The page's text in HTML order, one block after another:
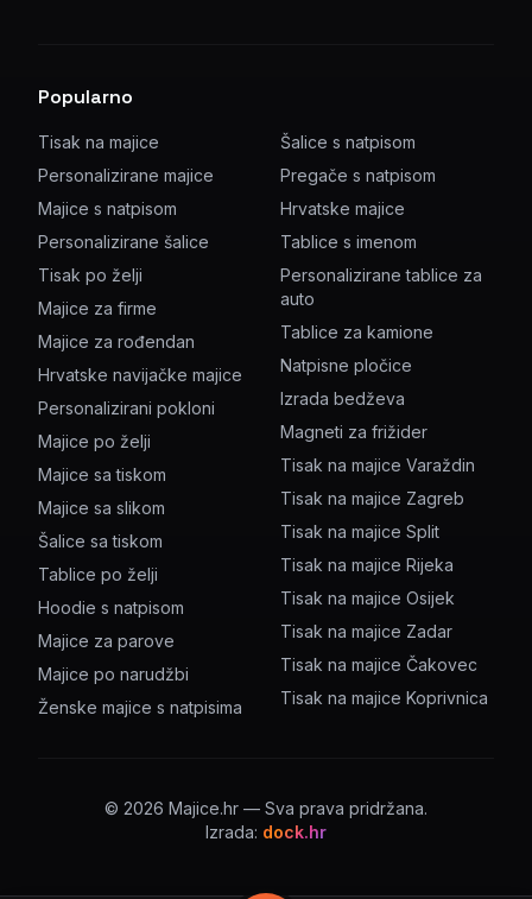
Popularno
Tisak na majice
Personalizirane majice
Majice s natpisom
Personalizirane šalice
Tisak po želji
Majice za firme
Majice za rođendan
Hrvatske navijačke majice
Personalizirani pokloni
Majice po želji
Majice sa tiskom
Majice sa slikom
Šalice sa tiskom
Tablice po želji
Hoodie s natpisom
Majice za parove
Majice po narudžbi
Ženske majice s natpisima
Šalice s natpisom
Pregače s natpisom
Hrvatske majice
Tablice s imenom
Personalizirane tablice za
auto
Tablice za kamione
Natpisne pločice
Izrada bedževa
Magneti za frižider
Tisak na majice Varaždin
Tisak na majice Zagreb
Tisak na majice Split
Tisak na majice Rijeka
Tisak na majice Osijek
Tisak na majice Zadar
Tisak na majice Čakovec
Tisak na majice Koprivnica
© 2026 Majice.hr — Sva prava pridržana.
Izrada: dock.hr